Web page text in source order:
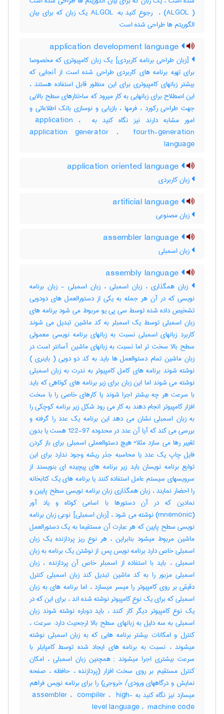
( ALGOL) ، ‎ رجوع کنید به: ALGOL یک زبان که برای بیان
الگوریتم ها طراحی شده است
[زبان طراحی برنامه کاربردی] یک زبان کامپیوتری که مخصوصا
برای تهیه برنامه های کاربردی طراحی شده است از آنجایی که
بیشتر زبانهای کامپیوتری برای این منظور قابل استفاده هستند ،
این اصطلاح برای زبانهایی به کار میرود که ساختارهای سطح بالایی
جهت طراحی رکورد ، فرمها ، بازیابی و نوسازی بانک اطلاعاتی و
امور مشابه دارند نیز نگاه کنید به ‎ application ، ‎
application generator ، ‎ fourth-generation
language
زبان کاربردی
زبان مصنوعی
زبان اسمبلی
زبان همگذاری ، زبان اسمبلی ، زبان اسمبلی - زبان برنامه
نویسی که در آن هر جمله به یکی از دستورالعمل های دودویی
تشخیص داده شده توسط سی پی یو مربوط می شود برنامه های
زبان اسمبلی توسط یک اسمبلر به کد ماشین تبدیل می شوند
کاربرد زبانهای اسمبلی نسبت به زبانهای برنامه نویسی معمولی
سطح بالا سخت تر اما نسبت به زبانهای ماشین آسانتر است در
زبان ماشین تمام دستوالعمل ها باید به کد دو دویی ( باینری )
نوشته شوند برنامه های کامل کامپیوتر به ندرت به زبان اسمبلی
نوشته می شوند اما این زبان برای زیر برنامه های کوتاهی که باید
با سرعت هر چه بیشتر اجرا شوند یا کارهای خاصی را با سخت
افزار کامپیوتر انجام دهند به کار می رود شکل زیر برنامه کوچکی را
به زبان اسمبلی نشان می دهد این برنامه یک عدد را گرفته و
بررسی می کند که آیا آن عدد در محدوده 97-122 هست یا بدون
تغییر رها می سازد مثلا" هیچ دستوالعملی اسمبلی برای باز کردن
فایل چاپ یک عدد یا محاسبه جذر ریشه وجود ندارد برای این
توابع برنامه نویسان باید زیر برنامه های پیچیده ای بنویسند از
سرویسهای سیستم عامل استفاده کنند یا برنامه های یک کتابخانه
را احضار نمایند ، زبان همگذاری زبان برنامه نویسی سطح پایین و
نمادین که در آن دستورها با اسامی کوتاه و یاد آور
(mnemonic) نوشته می شود ، [زبان اسمبلی] نوعی زبان برنامه
نویسی سطح پایین که هر عبارت آن مستقیما به یک دستورالعمل
ماشین مربوط میشود بنابراین ، هر نوع ریز پردازنده یک زبان
اسمبلی خاص دارد برنامه نویس پس از نوشتن یک برنامه به زبان
اسمبلی ، باید با استفاده از اسمبلر خاص آن پردازنده ، زبان
اسمبلی مزبور را به کد ماشین تبدیل کند زبان اسمبلی کنترل
دقیقی بر روی کامپیوتر را میسر میسازد ، اما برنامه های به زبان
اسمبلی که برای یک نوع کامپیوتر نوشته شده اند ، برای این که در
یک نوع کامپیوتر دیگر کار کنند ، باید دوباره نوشته شوند زبان
اسمبلی به سه دلیل به زبانهای سطح بالا ارجحیت دارد: سرعت ،
کنترل و امکانات بیشتر برنامه هایی که به زبان اسمبلی نوشته
میشوند ، نسبت به برنامه های ایجاد شده توسط کامپایلر با
سرعت بیشتری اجرا میشوند‎ ; همچنین زبان اسمبلی ، امکان
کنترل مستقیم بر روی سخت افزار (پردازنده ، حافظه ، صفحه
نمایش و درگاههای ورودی‎/ خروجی) را برای برنامه نویس فراهم
میسازد نیز نگاه کنید به ‎ assembler ، ‎ compiler ، ‎ high-
level language ، ‎ machine code